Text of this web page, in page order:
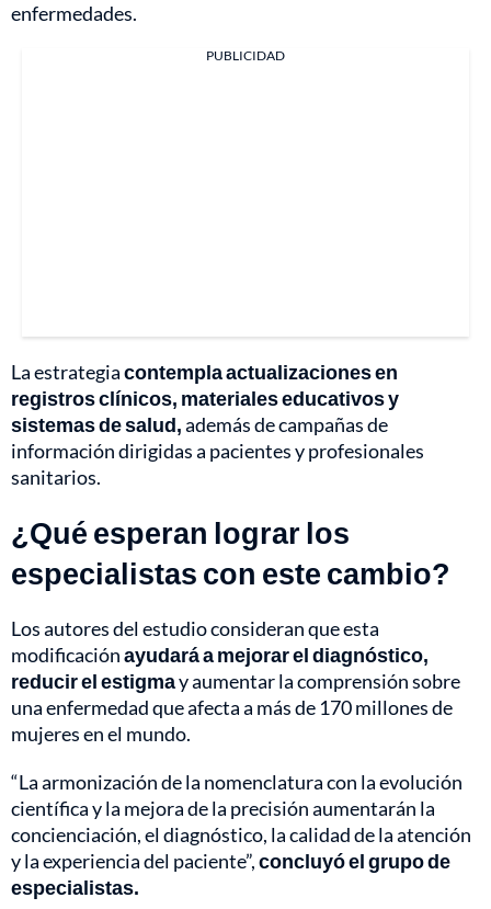
enfermedades.
PUBLICIDAD
La estrategiacontempla actualizaciones en
registros clínicos, materiales educativos y
sistemas de salud,además de campañas de
información dirigidas a pacientes y profesionales
sanitarios.
¿Qué esperan lograr los
especialistas con este cambio?
Los autores del estudio consideran que esta
modificaciónayudará a mejorar el diagnóstico,
reducir el estigmay aumentar la comprensión sobre
una enfermedad que afecta a más de 170 millones de
mujeres en el mundo.
“La armonización de la nomenclatura con la evolución
científica y la mejora de la precisión aumentarán la
concienciación, el diagnóstico, la calidad de la atención
y la experiencia del paciente”,concluyó el grupo de
especialistas.